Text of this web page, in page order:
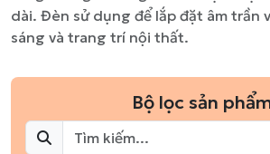
dài. Đèn sử dụng để lắp đặt âm trần
sáng và trang trí nội thất.
Bộ lọc sản